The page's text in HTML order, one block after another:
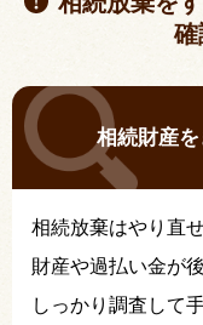
確
相続財産
相続放棄はやり直
財産や過払い金が
しっかり調査して